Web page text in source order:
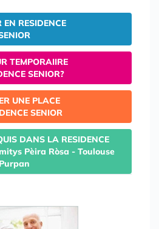
EN RESIDENCE
TEMPORAIIRE
SENIOR?
UNE PLACE
SENIOR
DANS LA RESIDENCE
Pèira Ròsa - Toulouse
Purpan